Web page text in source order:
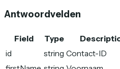
Antwoordvelden
Field Type
id
string Contact-ID